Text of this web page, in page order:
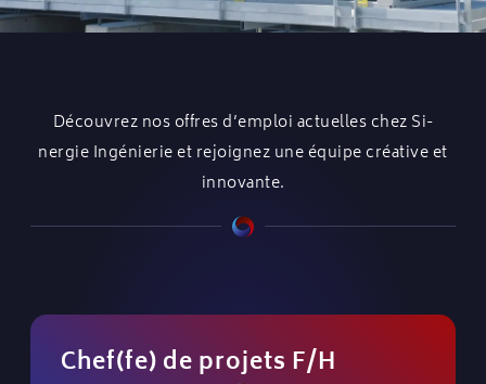
Découvrez nos offres d’emploi actuelles chez Si-
nergie Ingénierie et rejoignez une équipe créative et
innovante.
Chef(fe) de projets F/H